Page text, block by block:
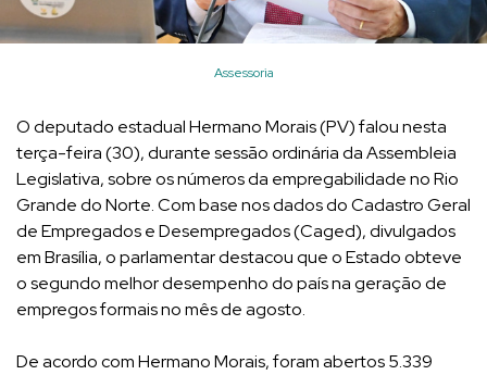
Assessoria
O deputado estadual Hermano Morais (PV) falou nesta
terça-feira (30), durante sessão ordinária da Assembleia
Legislativa, sobre os números da empregabilidade no Rio
Grande do Norte. Com base nos dados do Cadastro Geral
de Empregados e Desempregados (Caged), divulgados
em Brasília, o parlamentar destacou que o Estado obteve
o segundo melhor desempenho do país na geração de
empregos formais no mês de agosto.
De acordo com Hermano Morais, foram abertos 5.339